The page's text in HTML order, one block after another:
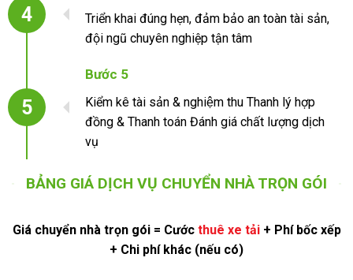
4
Triển khai đúng hẹn, đảm bảo an toàn tài sản,
đội ngũ chuyên nghiệp tận tâm
5
Bước 5
Kiểm kê tài sản & nghiệm thu Thanh lý hợp
đồng & Thanh toán Đánh giá chất lượng dịch
vụ
BẢNG GIÁ DỊCH VỤ CHUYỂN NHÀ TRỌN GÓI
Giá chuyển nhà trọn gói = Cước thuê xe tải+ Phí bốc xếp
+ Chi phí khác (nếu có)